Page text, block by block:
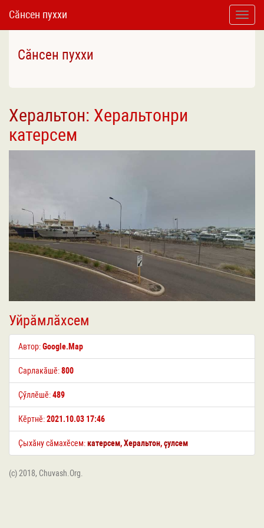
Toggle
Сӑнсен пуххи
Сӑнсен пуххи
Херальтон: Херальтонри
катерсем
Уйрӑмлӑхсем
Автор:Google.Map
Сарлакӑшӗ:800
Ҫӳллӗшӗ:489
Кӗртнӗ:2021.10.03 17:46
Ҫыхӑну сӑмахӗсем:катерсем,Херальтон,ҫулсем
(c) 2018, Chuvash.Org.